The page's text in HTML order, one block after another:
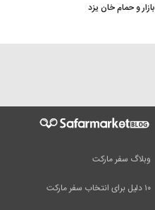
بازار و حمام خان یزد
وبلاگ سفر مارکت
۱۰ دلیل برای انتخاب سفر مارکت